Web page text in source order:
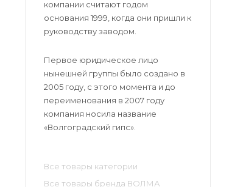
компании считают годом
основания 1999, когда они пришли к
руководству заводом.
Первое юридическое лицо
нынешней группы было создано в
2005 году, с этого момента и до
переименования в 2007 году
компания носила название
«Волгоградский гипс».
Все товары категории
Все товары бренда ВОЛМА